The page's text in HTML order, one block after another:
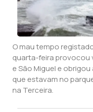
O mau tempo
quarta-feira provocou
e São Miguel e
que estavam no
na Terceira.